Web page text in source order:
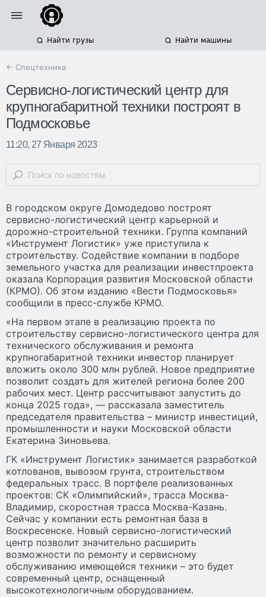
Найти грузы Найти машины
← Спецтехника
Сервисно-логистический центр для
крупногабаритной техники построят в
Подмосковье
11:20, 27 Января 2023
В городском округе Домодедово построят
сервисно-логистический центр карьерной и
дорожно-строительной техники. Группа компаний
«Инструмент Логистик» уже приступила к
строительству. Содействие компании в подборе
земельного участка для реализации инвестпроекта
оказала Корпорация развития Московской области
(КРМО). Об этом изданию «Вести Подмосковья»
сообщили в пресс-службе КРМО.
«На первом этапе в реализацию проекта по
строительству сервисно-логистического центра для
технического обслуживания и ремонта
крупногабаритной техники инвестор планирует
вложить около 300 млн рублей. Новое предприятие
позволит создать для жителей региона более 200
рабочих мест. Центр рассчитывают запустить до
конца 2025 года», — рассказала заместитель
председателя правительства – министр инвестиций,
промышленности и науки Московской области
Екатерина Зиновьева.
ГК «Инструмент Логистик» занимается разработкой
котлованов, вывозом грунта, строительством
федеральных трасс. В портфеле реализованных
проектов: СК «Олимпийский», трасса Москва-
Владимир, скоростная трасса Москва-Казань.
Сейчас у компании есть ремонтная база в
Воскресенске. Новый сервисно-логистический
центр позволит значительно расширить
возможности по ремонту и сервисному
обслуживанию имеющейся техники – это будет
современный центр, оснащенный
высокотехнологичным оборудованием.